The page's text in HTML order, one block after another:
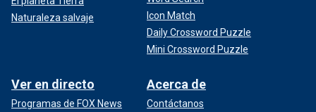
Naturaleza salvaje
Icon Match
Daily Crossword Puzzle
Mini Crossword Puzzle
Ver en directo
Programas de FOX News
Acerca de
Contáctanos